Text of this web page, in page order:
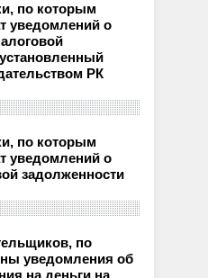
по которым
уведомлений о
РК
по которым
уведомлений о
задолженности
по
уведомления об
на деньги на